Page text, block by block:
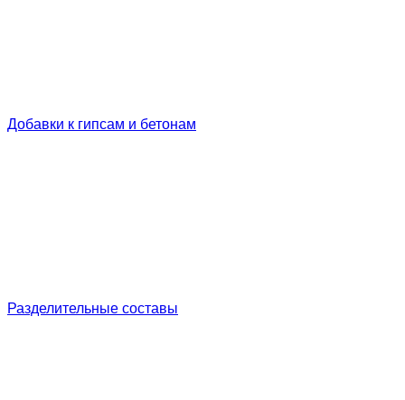
Добавки к гипсам и бетонам
Разделительные составы